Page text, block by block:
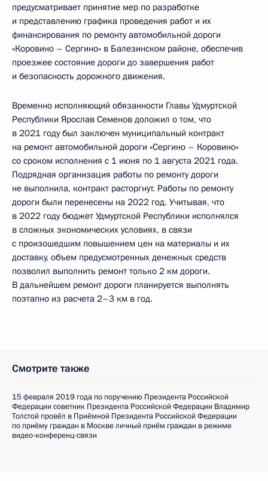
предусматривает принятие мер по разработке
и представлению графика проведения работ и их
финансирования по ремонту автомобильной дороги
«Коровино – Сергино» в Балезинском районе, обеспечив
проезжее состояние дороги до завершения работ
и безопасность дорожного движения.
Временно исполняющий обязанности Главы Удмуртской
Республики Ярослав Семенов доложил о том, что
в 2021 году был заключен муниципальный контракт
на ремонт автомобильной дороги «Сергино – Коровино»
со сроком исполнения с 1 июня по 1 августа 2021 года.
Подрядная организация работы по ремонту дороги
не выполнила, контракт расторгнут. Работы по ремонту
дороги были перенесены на 2022 год. Учитывая, что
в 2022 году бюджет Удмуртской Республики исполнялся
в сложных экономических условиях, в связи
с произошедшим повышением цен на материалы и их
доставку, объем предусмотренных денежных средств
позволил выполнить ремонт только 2 км дороги.
В дальнейшем ремонт дороги планируется выполнять
поэтапно из расчета 2–3 км в год.
Смотрите также
15 февраля 2019 года по поручению Президента Российской
Федерации советник Президента Российской Федерации Владимир
Толстой провёл в Приёмной Президента Российской Федерации
по приёму граждан в Москве личный приём граждан в режиме
видео-конференц-связи